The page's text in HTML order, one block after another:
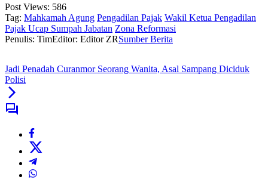
Post Views: 586
Tag: Mahkamah Agung Pengadilan Pajak Wakil Ketua Pengadilan
Pajak Ucap Sumpah Jabatan Zona Reformasi
Penulis: TimEditor: Editor ZRSumber Berita
Jadi Penadah Curanmor Seorang Wanita, Asal Sampang Diciduk
Polisi